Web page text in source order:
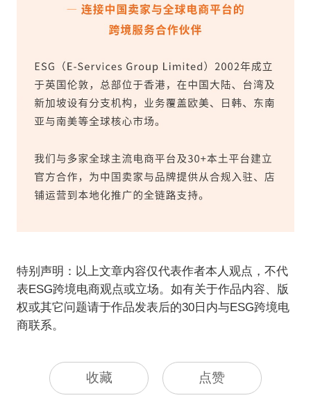
特别声明：以上文章内容仅代表作者本人观点，不代
表ESG跨境电商观点或立场。如有关于作品内容、版
权或其它问题请于作品发表后的30日内与ESG跨境电
商联系。
收藏 点赞